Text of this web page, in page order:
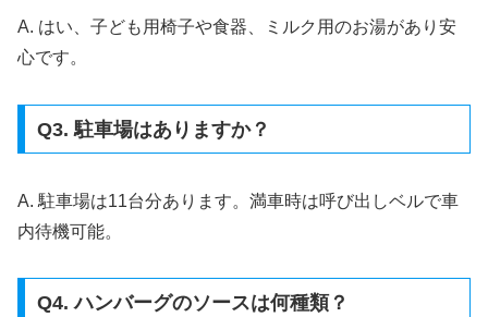
A. はい、子ども用椅子や食器、ミルク用のお湯があり安
心です。
Q3. 駐車場はありますか？
A. 駐車場は11台分あります。満車時は呼び出しベルで車
内待機可能。
Q4. ハンバーグのソースは何種類？